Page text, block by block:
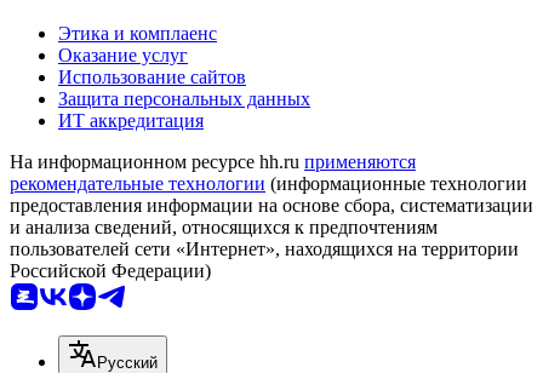
Этика и комплаенс
Оказание услуг
Использование сайтов
Защита персональных данных
ИТ аккредитация
На информационном ресурсе hh.ru применяются
рекомендательные технологии (информационные технологии
предоставления информации на основе сбора, систематизации
и анализа сведений, относящихся к предпочтениям
пользователей сети «Интернет», находящихся на территории
Российской Федерации)
Русский